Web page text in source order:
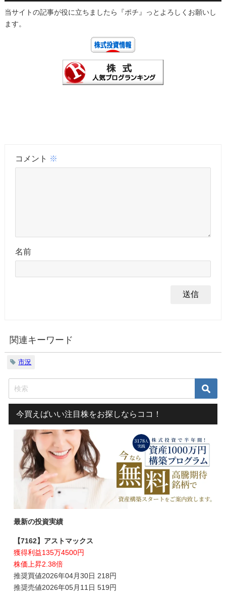
当サイトの記事が役に立ちましたら『ポチ』っとよろしくお願いし
ます。
コメント ※
名前
関連キーワード
市況
今買えばいい注目株をお探しならココ！
最新の投資実績
【7162】アストマックス
獲得利益135万4500円
株価上昇2.38倍
推奨買値2026年04月30日 218円
推奨売値2026年05月11日 519円